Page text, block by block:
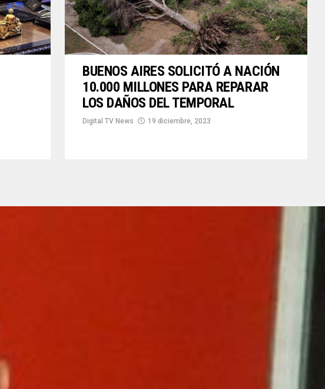
BUENOS AIRES SOLICITÓ A NACIÓN
10.000 MILLONES PARA REPARAR
LOS DAÑOS DEL TEMPORAL
Digital TV News 19 diciembre, 2023